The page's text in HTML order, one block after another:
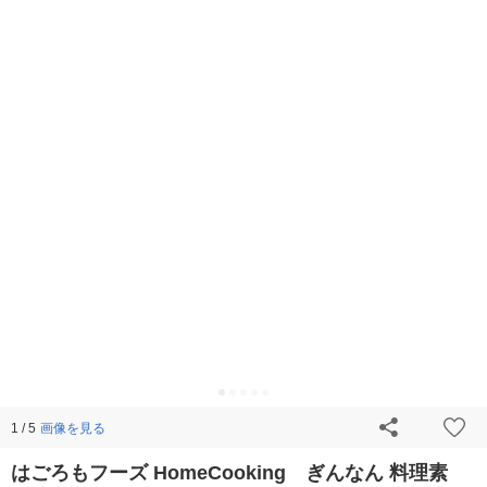
1 / 5 画像を見る
はごろもフーズ HomeCooking ぎんなん 料理素